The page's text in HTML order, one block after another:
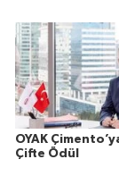
OYAK
Çifte Ödül